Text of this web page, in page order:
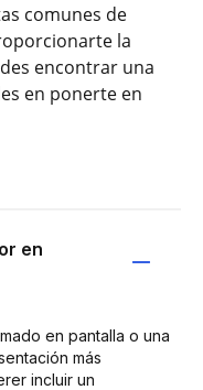
comunes de
la
encontrar una
en ponerte en
en
en pantalla o una
más
incluir un